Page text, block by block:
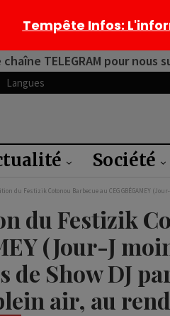
TELEGRAM pour nous
Langues
Société
du Festizik Cotonou Barbecue au CEG GBÉGAMEY
du Festizik
(Jour-J
de Show DJ
air, au
Tempête Infos: